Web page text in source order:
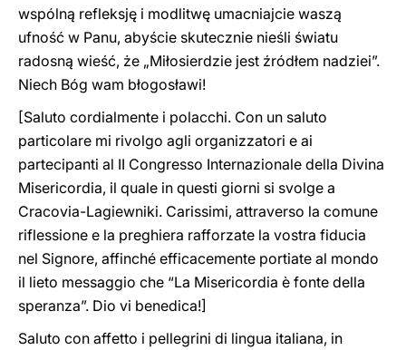
wspólną refleksję i modlitwę umacniajcie waszą
ufność w Panu, abyście skutecznie nieśli światu
radosną wieść, że „Miłosierdzie jest źródłem nadziei”.
Niech Bóg wam błogosławi!
[Saluto cordialmente i polacchi. Con un saluto
particolare mi rivolgo agli organizzatori e ai
partecipanti al II Congresso Internazionale della Divina
Misericordia, il quale in questi giorni si svolge a
Cracovia-Lagiewniki. Carissimi, attraverso la comune
riflessione e la preghiera rafforzate la vostra fiducia
nel Signore, affinché efficacemente portiate al mondo
il lieto messaggio che “La Misericordia è fonte della
speranza”. Dio vi benedica!]
Saluto con affetto i pellegrini di lingua italiana, in